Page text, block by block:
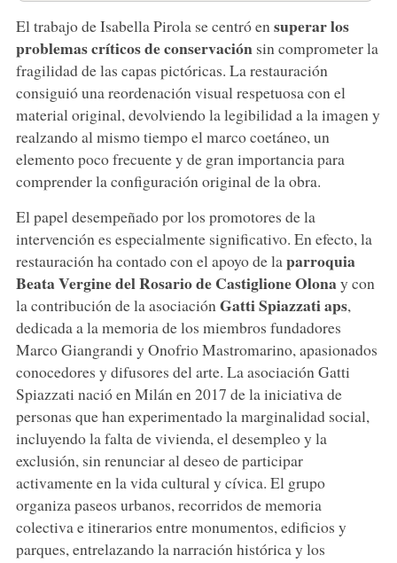
El trabajo de Isabella Pirola se centró ensuperar los
problemas críticos de conservaciónsin comprometer la
fragilidad de las capas pictóricas. La restauración
consiguió una reordenación visual respetuosa con el
material original, devolviendo la legibilidad a la imagen y
realzando al mismo tiempo el marco coetáneo, un
elemento poco frecuente y de gran importancia para
comprender la configuración original de la obra.
El papel desempeñado por los promotores de la
intervención es especialmente significativo. En efecto, la
restauración ha contado con el apoyo de laparroquia
Beata Vergine del Rosario de Castiglione Olonay con
la contribución de la asociaciónGatti Spiazzati aps,
dedicada a la memoria de los miembros fundadores
Marco Giangrandi y Onofrio Mastromarino, apasionados
conocedores y difusores del arte. La asociación Gatti
Spiazzati nació en Milán en 2017 de la iniciativa de
personas que han experimentado la marginalidad social,
incluyendo la falta de vivienda, el desempleo y la
exclusión, sin renunciar al deseo de participar
activamente en la vida cultural y cívica. El grupo
organiza paseos urbanos, recorridos de memoria
colectiva e itinerarios entre monumentos, edificios y
parques, entrelazando la narración histórica y los